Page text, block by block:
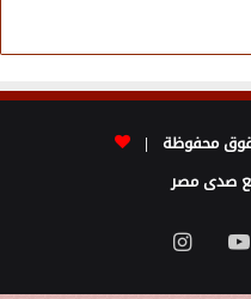
صدى مصر
يوتيوبانستقرام